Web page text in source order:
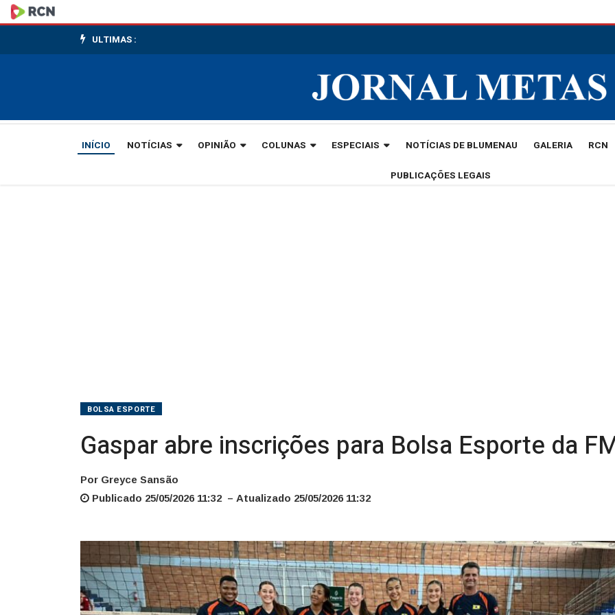
Gaspar
abre
Bolsa
Esporte
ULTIMAS :
INÍCIO NOTÍCIAS OPINIÃO COLUNAS ESPECIAIS NOTÍCIAS DE BLUMENAU GALERIA RCN
PUBLICAÇÕES LEGAIS
BOLSA ESPORTE
Gaspar abre inscrições para Bolsa Esporte da
Por Greyce Sansão
Publicado 25/05/2026 11:32 – Atualizado 25/05/2026 11:32